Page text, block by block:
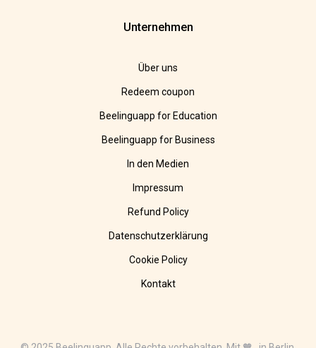
Unternehmen
Über uns
Redeem coupon
Beelinguapp for Education
Beelinguapp for Business
In den Medien
Impressum
Refund Policy
Datenschutzerklärung
Cookie Policy
Kontakt